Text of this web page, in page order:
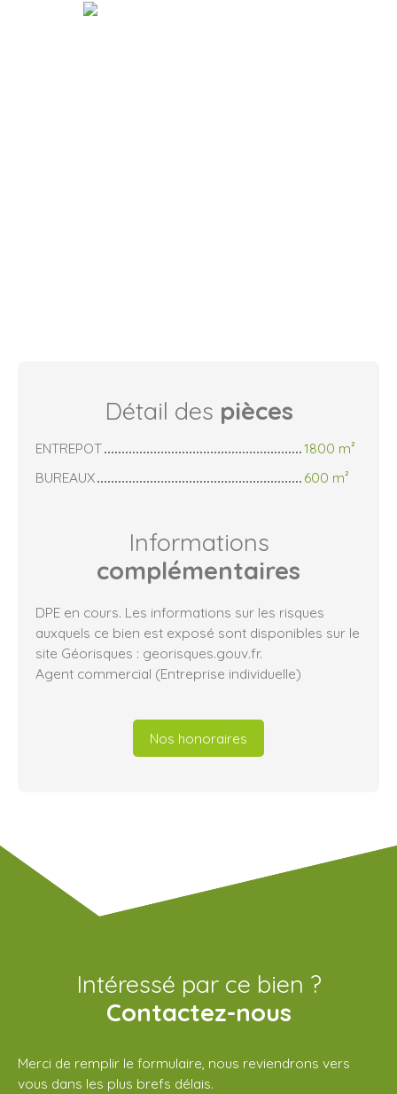
Détail des pièces
ENTREPOT
1800 m²
BUREAUX
600 m²
Informations
complémentaires
DPE en cours. Les informations sur les risques
auxquels ce bien est exposé sont disponibles sur le
site Géorisques : georisques.gouv.fr.
Agent commercial (Entreprise individuelle)
Nos honoraires
Intéressé par ce bien ?
Contactez-nous
Merci de remplir le formulaire, nous reviendrons vers
vous dans les plus brefs délais.